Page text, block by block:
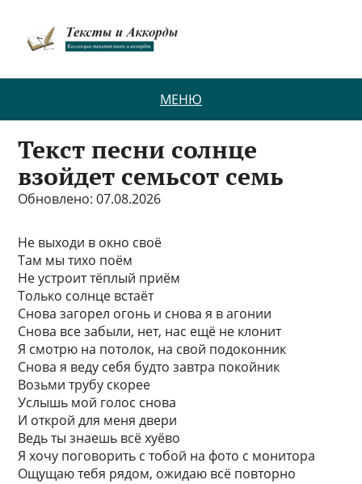
МЕНЮ
Текст песни солнце
взойдет семьсот семь
Обновлено: 07.08.2026
Не выходи в окно своё
Там мы тихо поём
Не устроит тёплый приём
Только солнце встаёт
Снова загорел огонь и снова я в агонии
Снова все забыли, нет, нас ещё не клонит
Я смотрю на потолок, на свой подоконник
Снова я веду себя будто завтра покойник
Возьми трубу скорее
Услышь мой голос снова
И открой для меня двери
Ведь ты знаешь всё хуёво
Я хочу поговорить с тобой на фото с монитора
Ощущаю тебя рядом, ожидаю всё повторно